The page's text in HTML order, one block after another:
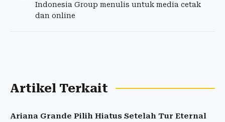
Indonesia Group menulis untuk media cetak
dan online
Artikel Terkait
Ariana Grande Pilih Hiatus Setelah Tur Eternal